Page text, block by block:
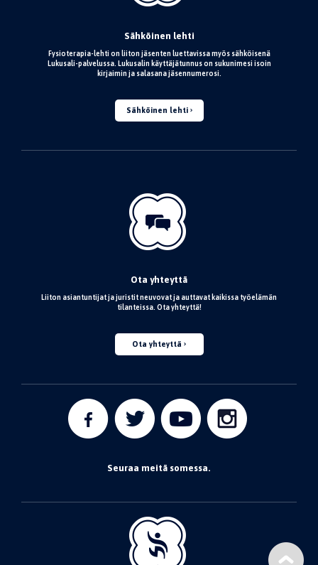
Sähköinen lehti
Fysioterapia-lehti on liiton jäsenten luettavissa myös sähköisenä
Lukusali-palvelussa. Lukusalin käyttäjätunnus on sukunimesi isoin
kirjaimin ja salasana jäsennumerosi.
Sähköinen lehti
Ota yhteyttä
Liiton asiantuntijat ja juristit neuvovat ja auttavat kaikissa työelämän
tilanteissa. Ota yhteyttä!
Ota yhteyttä
Seuraa meitä somessa.